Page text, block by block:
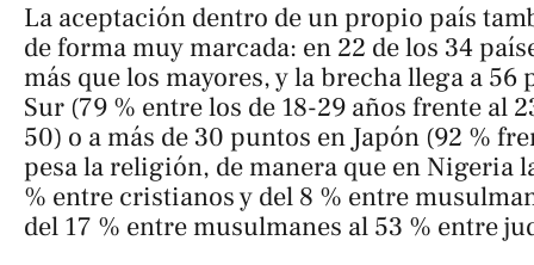
La aceptación dentro de un propio país
de forma muy marcada: en 22 de los 34
más que los mayores, y la brecha llega a 56
Sur (79 % entre los de 18-29 años frente al
50) o a más de 30 puntos en Japón (92 %
pesa la religión, de manera que en Nigeria
% entre cristianos y del 8 % entre
del 17 % entre musulmanes al 53 % entre